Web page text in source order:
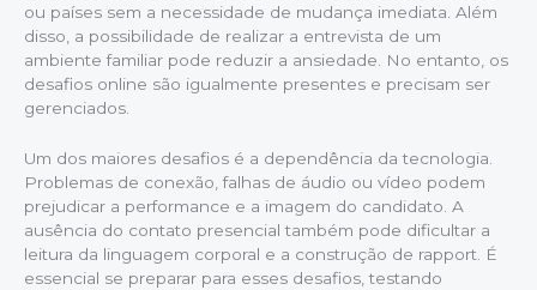
ou países sem a necessidade de mudança imediata. Além
disso, a possibilidade de realizar a entrevista de um
ambiente familiar pode reduzir a ansiedade. No entanto, os
desafios online são igualmente presentes e precisam ser
gerenciados.
Um dos maiores desafios é a dependência da tecnologia.
Problemas de conexão, falhas de áudio ou vídeo podem
prejudicar a performance e a imagem do candidato. A
ausência do contato presencial também pode dificultar a
leitura da linguagem corporal e a construção de rapport. É
essencial se preparar para esses desafios, testando